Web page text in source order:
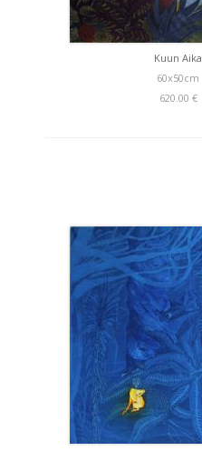
Kuun Aika
60x50cm
620.00 €